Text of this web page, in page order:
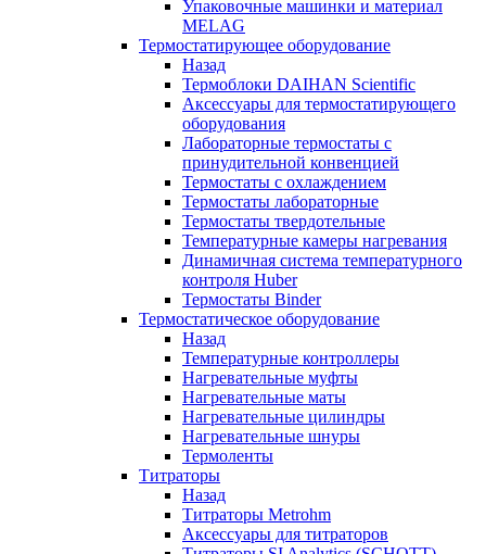
Упаковочные машинки и материал
MELAG
Термостатирующее оборудование
Назад
Термоблоки DAIHAN Scientific
Аксессуары для термостатирующего
оборудования
Лабораторные термостаты с
принудительной конвенцией
Термостаты с охлаждением
Термостаты лабораторные
Термостаты твердотельные
Температурные камеры нагревания
Динамичная система температурного
контроля Huber
Термостаты Binder
Термостатическое оборудование
Назад
Температурные контроллеры
Нагревательные муфты
Нагревательные маты
Нагревательные цилиндры
Нагревательные шнуры
Термоленты
Титраторы
Назад
Титраторы Metrohm
Аксессуары для титраторов